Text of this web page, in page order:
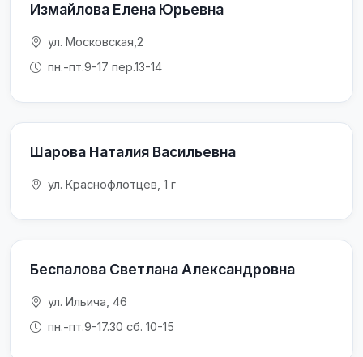
Измайлова Елена Юрьевна
ул. Московская,2
пн.-пт.9-17 пер.13-14
Шарова Наталия Васильевна
ул. Краснофлотцев, 1 г
Беспалова Светлана Александровна
ул. Ильича, 46
пн.-пт.9-17.30 сб. 10-15